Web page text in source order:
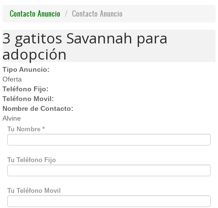
Contacto Anuncio Contacto Anuncio
3 gatitos Savannah para
adopción
Tipo Anuncio:
Oferta
Teléfono Fijo:
Teléfono Movil:
Nombre de Contacto:
Alvine
Tu Nombre *
Tu Teléfono Fijo
Tu Teléfono Movil